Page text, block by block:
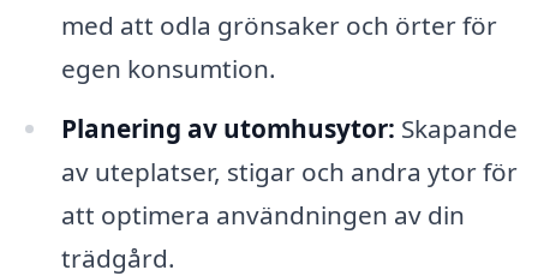
med att odla grönsaker och örter för
egen konsumtion.
Planering av utomhusytor: Skapande
av uteplatser, stigar och andra ytor för
att optimera användningen av din
trädgård.